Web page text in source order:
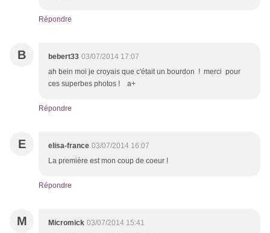
Répondre
B bebert33 03/07/2014 17:07
ah bein moi je croyais que c'était un bourdon ! merci pour
ces superbes photos ! a+
Répondre
E elisa-france 03/07/2014 16:07
La première est mon coup de coeur !
Répondre
M Micromick 03/07/2014 15:41